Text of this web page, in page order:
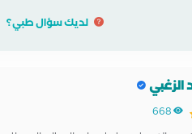
لديك سؤال طبي؟
668